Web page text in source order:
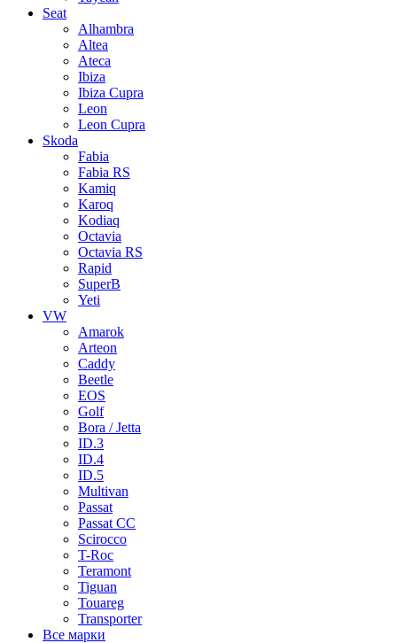
Seat
Alhambra
Altea
Ateca
Ibiza
Ibiza Cupra
Leon
Leon Cupra
Skoda
Fabia
Fabia RS
Kamiq
Karoq
Kodiaq
Octavia
Octavia RS
Rapid
SuperB
Yeti
VW
Amarok
Arteon
Caddy
Beetle
EOS
Golf
Bora / Jetta
ID.3
ID.4
ID.5
Multivan
Passat
Passat CC
Scirocco
T-Roc
Teramont
Tiguan
Touareg
Transporter
Все марки